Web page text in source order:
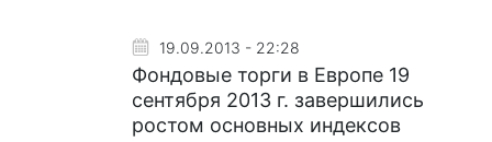
19.09.2013 - 22:28
Фондовые торги в Европе 19
сентября 2013 г. завершились
ростом основных индексов